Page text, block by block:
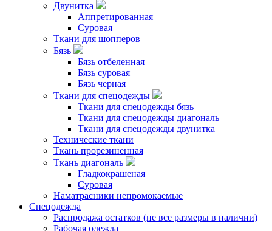
Двунитка
Аппретированная
Суровая
Ткани для шопперов
Бязь
Бязь отбеленная
Бязь суровая
Бязь черная
Ткани для спецодежды
Ткани для спецодежды бязь
Ткани для спецодежды диагональ
Ткани для спецодежды двунитка
Технические ткани
Ткань прорезиненная
Ткань диагональ
Гладкокрашеная
Суровая
Наматрасники непромокаемые
Спецодежда
Распродажа остатков (не все размеры в наличии)
Рабочая одежда